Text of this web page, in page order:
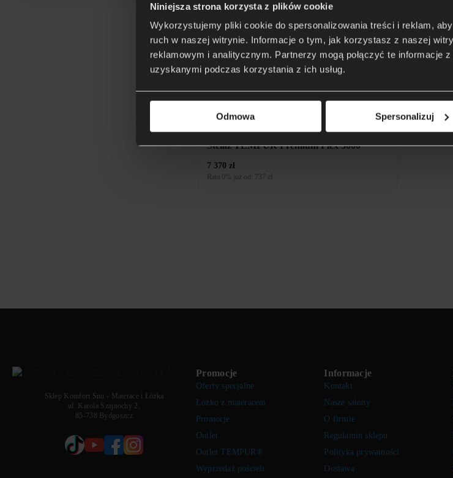
Niniejsza strona korzysta z plików cookie
Wykorzystujemy pliki cookie do spersonalizowania treści i reklam,
ruch w naszej witrynie. Informacje o tym, jak korzystasz z naszej
reklamowym i analitycznym. Partnerzy mogą połączyć te informacje
uzyskanymi podczas korzystania z ich usług.
Odmowa Spersonalizuj
Rata 0% już od: 1 229,20 zł
Stelaż Samuraj
Rata 0% już od: 138,90 zł
Stelaż
Rata 0% już
Stelaż TEMPUR Premium Flex 3000
7 370 zł
Rata 0% już od: 737 zł
Sklep Komfort Snu - Materace i Łóżka
ul. Karola Szajnochy 2,
85-738 Bydgoszcz
Promocje
Oferty specjalne
Łóżko z materacem
Promocje
Outlet
Outlet TEMPUR®
Wyprzedaż pościeli
Informacje
Kontakt
Nasze salony
O firmie
Regulamin sklepu
Polityka prywatności
Dostawa